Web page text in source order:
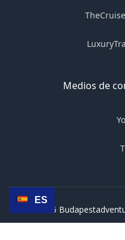
Medios de
© 2025
ES